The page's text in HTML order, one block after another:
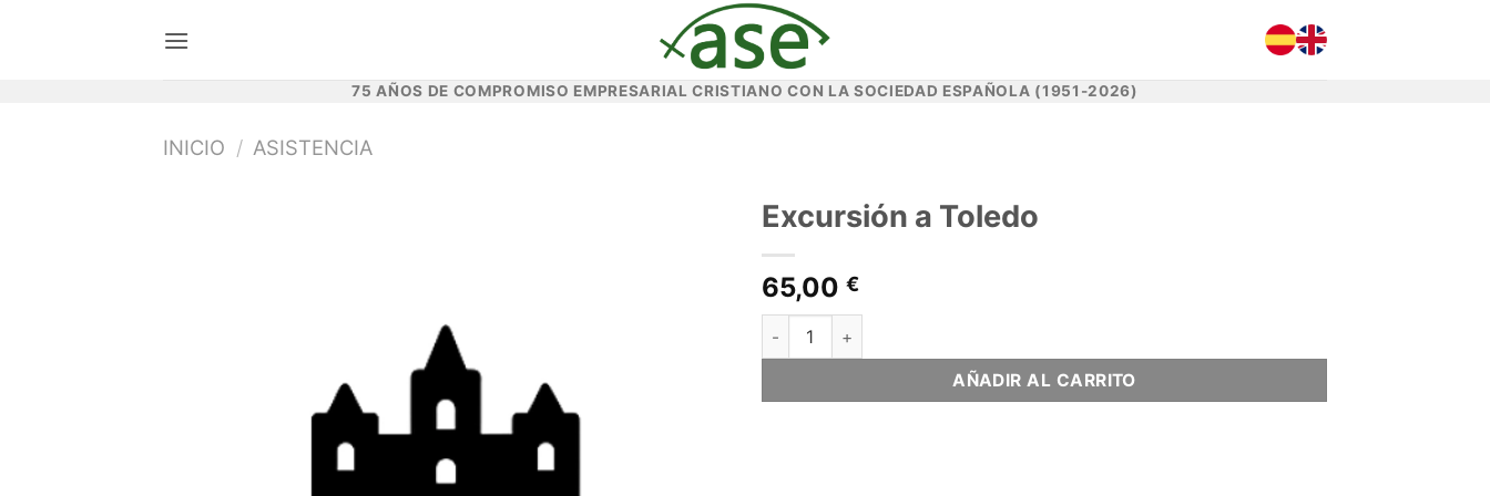
75 AÑOS DE COMPROMISO EMPRESARIAL CRISTIANO CON LA SOCIEDAD ESPAÑOLA (1951-2026)
INICIO / ASISTENCIA
Excursión a Toledo
65,00 €
Excursión a Toledo cantidad
AÑADIR AL CARRITO